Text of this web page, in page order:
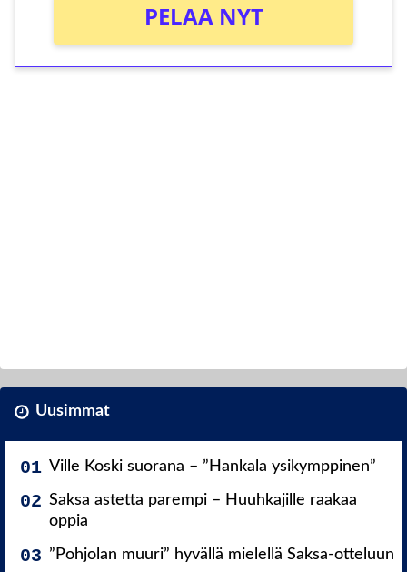
PELAA NYT
Uusimmat
Ville Koski suorana – ”Hankala ysikymppinen”
Saksa astetta parempi – Huuhkajille raakaa
oppia
”Pohjolan muuri” hyvällä mielellä Saksa-otteluun